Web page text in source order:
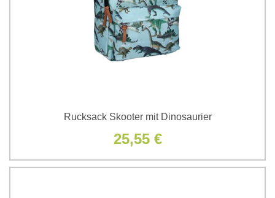
Rucksack Skooter mit Dinosaurier
25,55 €